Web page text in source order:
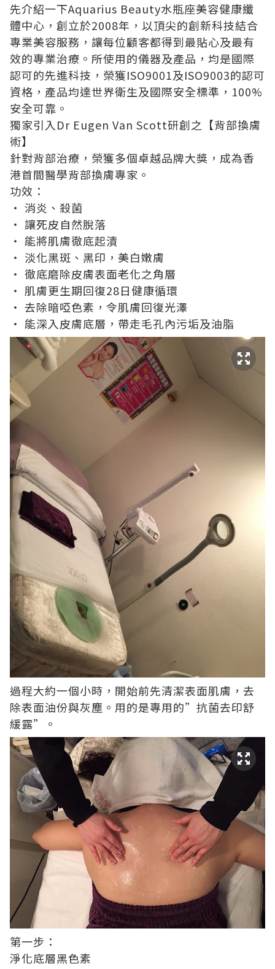
先介紹一下Aquarius Beauty水瓶座美容健康纖
體中心，創立於2008年，以頂尖的創新科技結合
專業美容服務，讓每位顧客都得到最貼心及最有
效的專業治療。所使用的儀器及產品，均是國際
認可的先進科技，榮獲ISO9001及ISO9003的認可
資格，產品均達世界衛生及國際安全標準，100%
安全可靠。
獨家引入Dr Eugen Van Scott研創之【背部換膚
術】
針對背部治療，榮獲多個卓越品牌大獎，成為香
港首間醫學背部換膚專家。
功效：
‧ 消炎、殺菌
‧ 讓死皮自然脫落
‧ 能將肌膚徹底起漬
‧ 淡化黑斑、黑印，美白嫩膚
‧ 徹底磨除皮膚表面老化之角層
‧ 肌膚更生期回復28日健康循環
‧ 去除暗啞色素，令肌膚回復光澤
‧ 能深入皮膚底層，帶走毛孔內污垢及油脂
過程大約一個小時，開始前先清潔表面肌膚，去
除表面油份與灰塵。用的是專用的”抗菌去印舒
緩露”。
第一步：
淨化底層黑色素